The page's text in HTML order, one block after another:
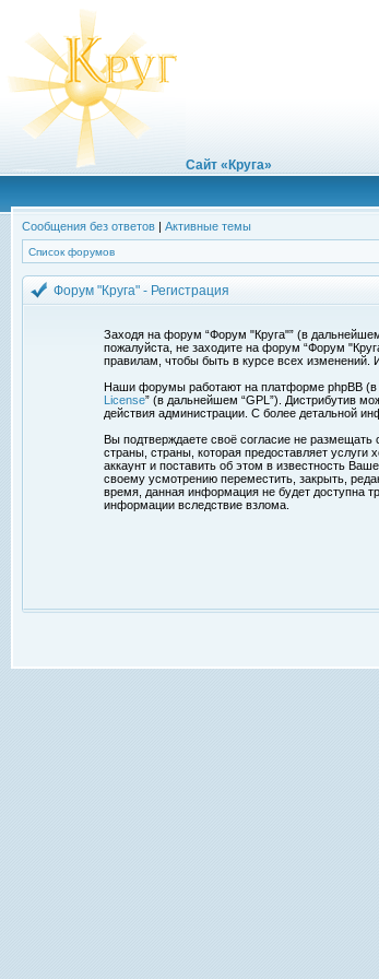
Сайт «Круга»
Сообщения без ответов | Активные темы
Список форумов
Форум "Круга" - Регистрация
Заходя на форум “Форум "Круга"” (в
пожалуйста, не заходите на форум “Форум
правилам, чтобы быть в курсе всех изменений.
Наши форумы работают на платформе phpBB (в
License” (в дальнейшем “GPL”). Дистрибутив
действия администрации. С более детальной
Вы подтверждаете своё согласие не размещать
страны, страны, которая предоставляет
аккаунт и поставить об этом в известность
своему усмотрению переместить, закрыть,
время, данная информация не будет доступна
информации вследствие взлома.